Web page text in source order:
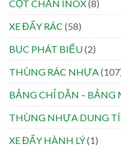
CỘT CHẮN INOX(8)
XE ĐẨY RÁC (58)
BỤC PHÁT BIỂU(2)
THÙNG RÁC NHỰA
BẢNG CHỈ DẪN – BẢNG
THÙNG NHỰA DUNG
XE ĐẨY HÀNH LÝ(1)